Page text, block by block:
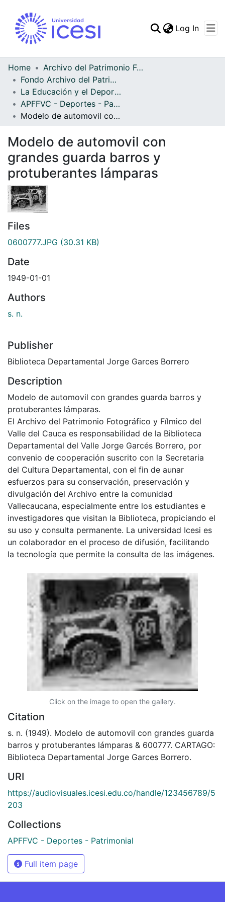
Log In
Home
Archivo del Patrimonio Fotográfico y Fílmico del Valle del Cauca
Fondo Archivo del Patrimonio Fotográfico y Fílmico del Valle del Cauca
La Educación y el Deporte
APFFVC - Deportes - Patrimonial
Modelo de automovil con grandes guarda barros y protuberantes lámparas
Modelo de automovil con
grandes guarda barros y
protuberantes lámparas
Files
0600777.JPG (30.31 KB)
Date
1949-01-01
Authors
s. n.
Publisher
Biblioteca Departamental Jorge Garces Borrero
Description
Modelo de automovil con grandes guarda barros y
protuberantes lámparas.
El Archivo del Patrimonio Fotográfico y Fílmico del
Valle del Cauca es responsabilidad de la Biblioteca
Departamental del Valle Jorge Garcés Borrero, por
convenio de cooperación suscrito con la Secretaria
del Cultura Departamental, con el fin de aunar
esfuerzos para su conservación, preservación y
divulgación del Archivo entre la comunidad
Vallecaucana, especialmente entre los estudiantes e
investigadores que visitan la Biblioteca, propiciando el
su uso y consulta permanente. La universidad Icesi es
un colaborador en el proceso de difusión, facilitando
la tecnología que permite la consulta de las imágenes.
Click on the image to open the gallery.
Citation
s. n. (1949). Modelo de automovil con grandes guarda
barros y protuberantes lámparas & 600777. CARTAGO:
Biblioteca Departamental Jorge Garces Borrero.
URI
https://audiovisuales.icesi.edu.co/handle/123456789/5
203
Collections
APFFVC - Deportes - Patrimonial
Full item page